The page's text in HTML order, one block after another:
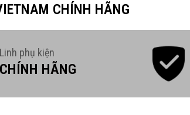
CHÍNH HÃNG
Linh phụ kiện
CHÍNH HÃNG